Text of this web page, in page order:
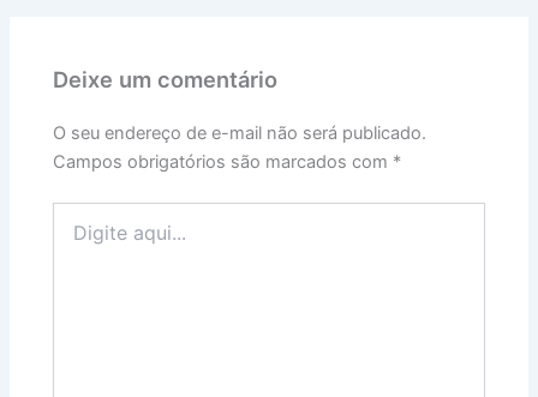
Deixe um comentário
O seu endereço de e-mail não será publicado.
Campos obrigatórios são marcados com *
aqui...